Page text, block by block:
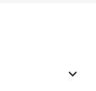
